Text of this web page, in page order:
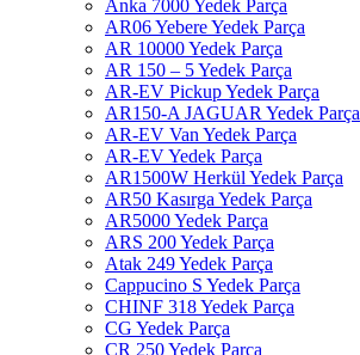
Anka 7000 Yedek Parça
AR06 Yebere Yedek Parça
AR 10000 Yedek Parça
AR 150 – 5 Yedek Parça
AR-EV Pickup Yedek Parça
AR150-A JAGUAR Yedek Parça
AR-EV Van Yedek Parça
AR-EV Yedek Parça
AR1500W Herkül Yedek Parça
AR50 Kasırga Yedek Parça
AR5000 Yedek Parça
ARS 200 Yedek Parça
Atak 249 Yedek Parça
Cappucino S Yedek Parça
CHINF 318 Yedek Parça
CG Yedek Parça
CR 250 Yedek Parça